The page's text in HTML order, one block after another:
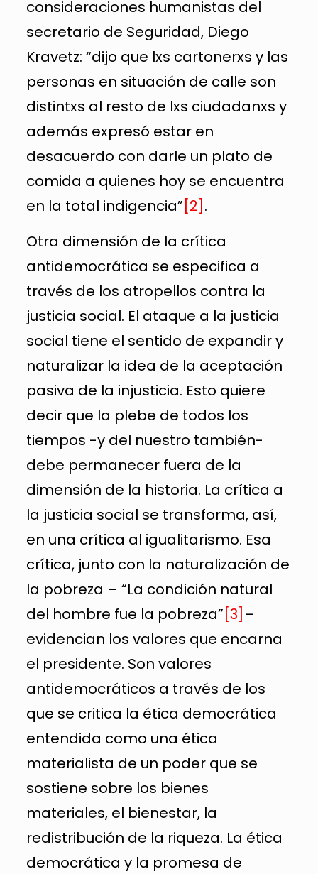
consideraciones humanistas del
secretario de Seguridad, Diego
Kravetz: “dijo que lxs cartonerxs y las
personas en situación de calle son
distintxs al resto de lxs ciudadanxs y
además expresó estar en
desacuerdo con darle un plato de
comida a quienes hoy se encuentra
en la total indigencia” [2] .
Otra dimensión de la crítica
antidemocrática se especifica a
través de los atropellos contra la
justicia social. El ataque a la justicia
social tiene el sentido de expandir y
naturalizar la idea de la aceptación
pasiva de la injusticia. Esto quiere
decir que la plebe de todos los
tiempos -y del nuestro también-
debe permanecer fuera de la
dimensión de la historia. La crítica a
la justicia social se transforma, así,
en una crítica al igualitarismo. Esa
crítica, junto con la naturalización de
la pobreza – “La condición natural
del hombre fue la pobreza” [3] –
evidencian los valores que encarna
el presidente. Son valores
antidemocráticos a través de los
que se critica la ética democrática
entendida como una ética
materialista de un poder que se
sostiene sobre los bienes
materiales, el bienestar, la
redistribución de la riqueza. La ética
democrática y la promesa de